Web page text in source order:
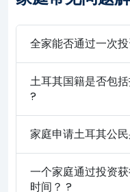
全家能否通过一次
土耳其国籍是否包
?
家庭申请土耳其公
一个家庭通过投资
时间？ ?